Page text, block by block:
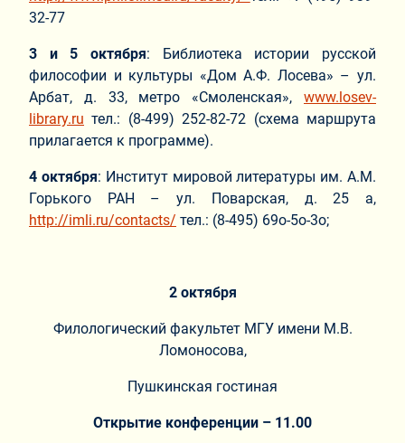
32-77
3 и 5 октября: Библиотека истории русской
философии и культуры «Дом А.Ф. Лосева» – ул.
Арбат, д. 33, метро «Смоленская», www.losev-
library.ru тел.: (8-499) 252-82-72 (схема маршрута
прилагается к программе).
4 октября: Институт мировой литературы им. А.М.
Горького РАН – ул. Поварская, д. 25 а,
http://imli.ru/contacts/ тел.: (8-495) 69о-5о-3о;
2 октября
Филологический факультет МГУ имени М.В.
Ломоносова,
Пушкинская гостиная
Открытие конференции – 11.00